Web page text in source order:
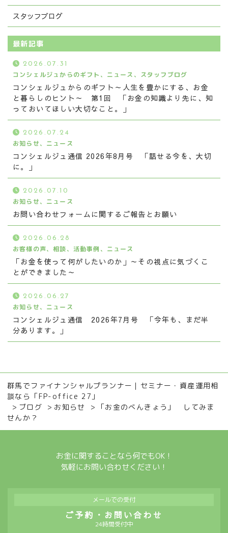
スタッフブログ
最新記事
2026.07.31
コンシェルジュからのギフト、ニュース、スタッフブログ
コンシェルジュからのギフト～人生を豊かにする、お金
と暮らしのヒント～ 第1回 「お金の知識より先に、知
っておいてほしい大切なこと。」
2026.07.24
お知らせ、ニュース
コンシェルジュ通信 2026年8月号 「話せる今を、大切
に。」
2026.07.10
お知らせ、ニュース
お問い合わせフォームに関するご報告とお願い
2026.06.28
お客様の声、相談、活動事例、ニュース
「お金を使って何がしたいのか」～その視点に気づくこ
とができました～
2026.06.27
お知らせ、ニュース
コンシェルジュ通信 2026年7月号 「今年も、まだ半
分あります。」
群馬でファイナンシャルプランナー｜セミナー・資産運用相
談なら「FP-office 27」
ブログ
お知らせ
「お金のべんきょう」 してみま
せんか？
お金に関することなら何でもOK！
気軽にお問い合わせください！
メールでの受付
ご予約・お問い合わせ
24時間受付中